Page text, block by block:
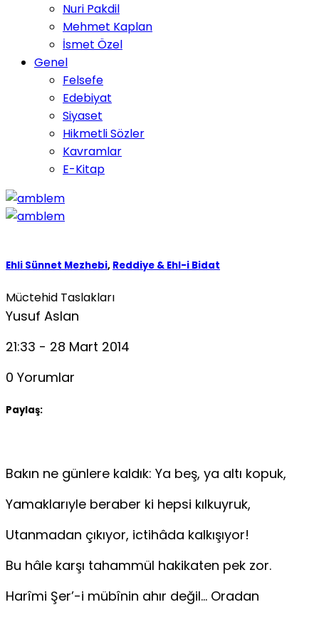
Nuri Pakdil
Mehmet Kaplan
İsmet Özel
Genel
Felsefe
Edebiyat
Siyaset
Hikmetli Sözler
Kavramlar
E-Kitap
Ehli Sünnet Mezhebi, Reddiye & Ehl-i Bidat
Müctehid Taslakları
Yusuf Aslan
21:33 - 28 Mart 2014
0 Yorumlar
Paylaş:
Bakın ne günlere kaldık: Ya beş, ya altı kopuk,
Yamaklarıyle beraber ki hepsi kılkuyruk,
Utanmadan çıkıyor, ictihâda kalkışıyor!
Bu hâle karşı tahammül hakikaten pek zor.
Harîmi Şer’-i mübînin ahır değil… Oradan